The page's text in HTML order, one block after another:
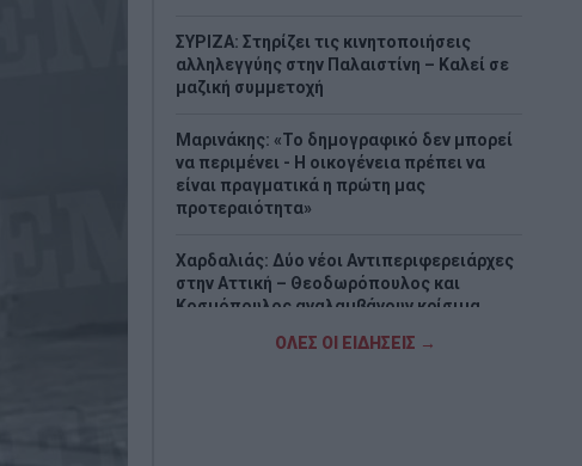
ΣΥΡΙΖΑ: Στηρίζει τις κινητοποιήσεις
αλληλεγγύης στην Παλαιστίνη – Καλεί σε
μαζική συμμετοχή
Μαρινάκης: «Το δημογραφικό δεν μπορεί
να περιμένει - Η οικογένεια πρέπει να
είναι πραγματικά η πρώτη μας
προτεραιότητα»
Χαρδαλιάς: Δύο νέοι Αντιπεριφερειάρχες
στην Αττική – Θεοδωρόπουλος και
Κοσμόπουλος αναλαμβάνουν κρίσιμα
ΟΛΕΣ ΟΙ ΕΙΔΗΣΕΙΣ →